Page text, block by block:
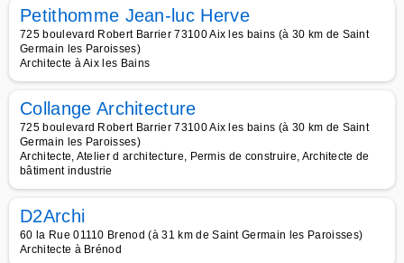
Petithomme Jean-luc Herve
725 boulevard Robert Barrier 73100 Aix les bains (à 30 km de Saint
Germain les Paroisses)
Architecte à Aix les Bains
Collange Architecture
725 boulevard Robert Barrier 73100 Aix les bains (à 30 km de Saint
Germain les Paroisses)
Architecte, Atelier d architecture, Permis de construire, Architecte de
bâtiment industrie
D2Archi
60 la Rue 01110 Brenod (à 31 km de Saint Germain les Paroisses)
Architecte à Brénod